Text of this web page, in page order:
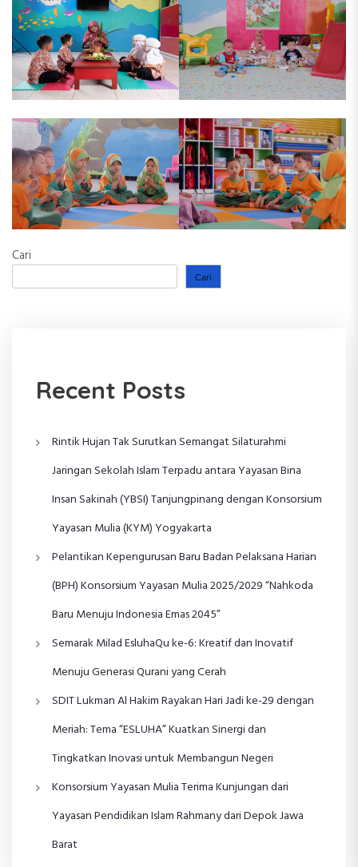
Cari
Cari
Recent Posts
Rintik Hujan Tak Surutkan Semangat Silaturahmi
Jaringan Sekolah Islam Terpadu antara Yayasan Bina
Insan Sakinah (YBSI) Tanjungpinang dengan Konsorsium
Yayasan Mulia (KYM) Yogyakarta
Pelantikan Kepengurusan Baru Badan Pelaksana Harian
(BPH) Konsorsium Yayasan Mulia 2025/2029 “Nahkoda
Baru Menuju Indonesia Emas 2045”
Semarak Milad EsluhaQu ke-6: Kreatif dan Inovatif
Menuju Generasi Qurani yang Cerah
SDIT Lukman Al Hakim Rayakan Hari Jadi ke-29 dengan
Meriah: Tema “ESLUHA” Kuatkan Sinergi dan
Tingkatkan Inovasi untuk Membangun Negeri
Konsorsium Yayasan Mulia Terima Kunjungan dari
Yayasan Pendidikan Islam Rahmany dari Depok Jawa
Barat